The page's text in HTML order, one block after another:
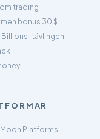
trading
bonus 30 $
Billions-tävlingen
Platforms